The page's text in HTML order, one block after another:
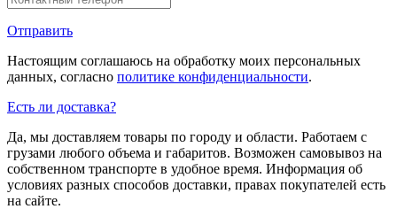
Отправить
Настоящим соглашаюсь на обработку моих персональных
данных, согласно политике конфиденциальности.
Есть ли доставка?
Да, мы доставляем товары по городу и области. Работаем с
грузами любого объема и габаритов. Возможен самовывоз на
собственном транспорте в удобное время. Информация об
условиях разных способов доставки, правах покупателей есть
на сайте.